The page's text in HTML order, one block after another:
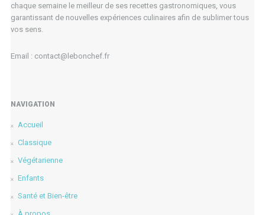
chaque semaine le meilleur de ses recettes gastronomiques, vous
garantissant de nouvelles expériences culinaires afin de sublimer tous
vos sens.
Email : contact@lebonchef.fr
NAVIGATION
Accueil
Classique
Végétarienne
Enfants
Santé et Bien-être